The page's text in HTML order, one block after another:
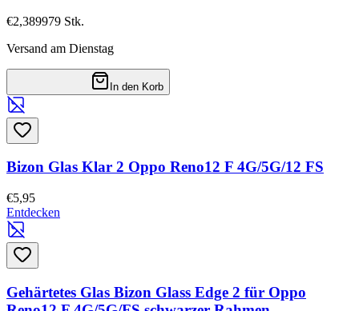
€2,389979 Stk.
Versand am Dienstag
In den Korb
Bizon Glas Klar 2 Oppo Reno12 F 4G/5G/12 FS
€5,95
Entdecken
Gehärtetes Glas Bizon Glass Edge 2 für Oppo